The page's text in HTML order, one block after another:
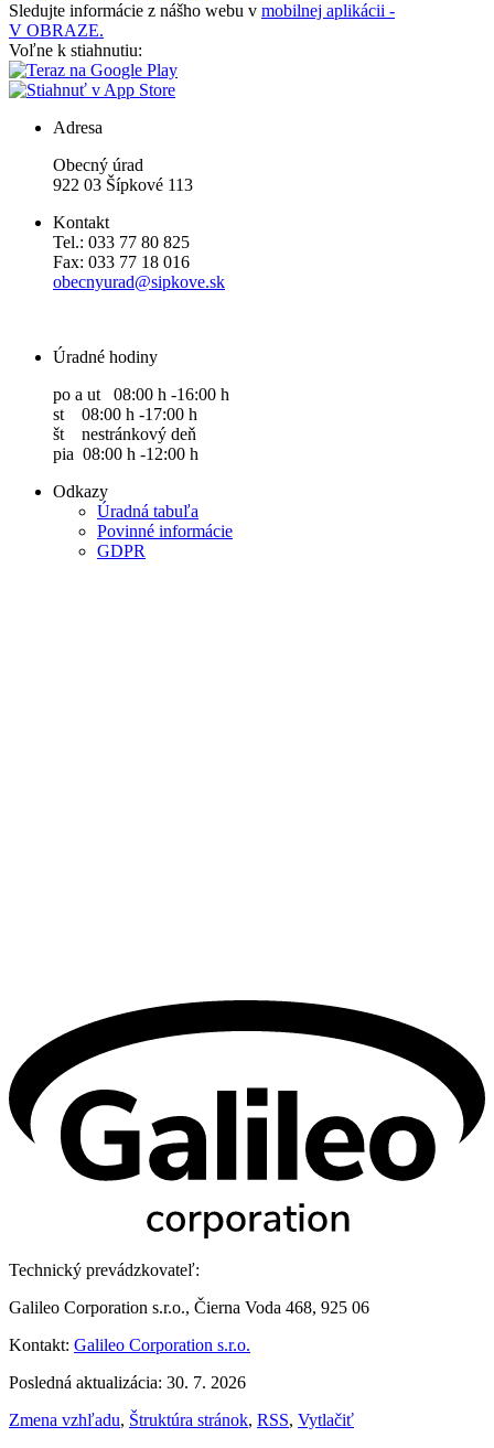
Sledujte informácie z nášho webu v mobilnej aplikácii -
V OBRAZE.
Voľne k stiahnutiu:
Adresa
Obecný úrad
922 03 Šípkové 113
Kontakt
Tel.: 033 77 80 825
Fax: 033 77 18 016
obecnyurad@sipkove.sk
Úradné hodiny
po a ut 08:00 h -16:00 h
st 08:00 h -17:00 h
št nestránkový deň
pia 08:00 h -12:00 h
Odkazy
Úradná tabuľa
Povinné informácie
GDPR
Technický prevádzkovateľ:
Galileo Corporation s.r.o., Čierna Voda 468, 925 06
Kontakt: Galileo Corporation s.r.o.
Posledná aktualizácia: 30. 7. 2026
Zmena vzhľadu, Štruktúra stránok, RSS, Vytlačiť